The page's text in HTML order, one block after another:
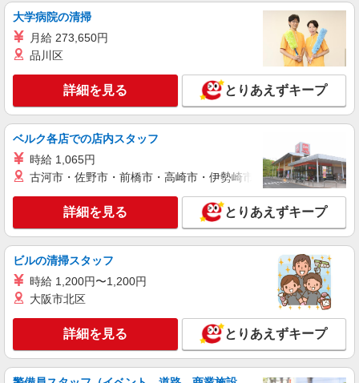
派遣社員
株式会社kotrio /●TK-H-1854863
【面接なし】日払いでお給料即GETのデイサ
時給1500円〜2125円 ＜日払い有/週払い有/交
通費全支給(ガソリン代含む)＞
前橋市江木町 ＜最寄り：江木駅＞
キープ
派遣社員
株式会社kotrio /●TK-H-1880161
個別ケア重視！高級シニア住宅で巡回やケアな
ど＊前橋駅/日払いOK
時給1500円〜2125円 ＜日払い有/週払い有/交
通費全支給(ガソリン代含む)＞
最寄り駅：前橋 車・バイク可
詳細を見る
派遣社員
株式会社kotrio /●TK-H-1475056
大学病院の清掃
月給 273,650円
品川区
詳細を見る とりあえずキープ
ベルク各店での店内スタッフ
時給 1,065円
古河市・佐野市・前橋市・高崎市・伊勢崎市・太田市・館林市
詳細を見る とりあえずキープ
ビルの清掃スタッフ
時給 1,200円〜1,200円
大阪市北区
詳細を見る とりあえずキープ